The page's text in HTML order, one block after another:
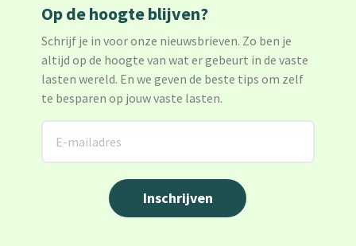
Op de hoogte blijven?
Schrijf je in voor onze nieuwsbrieven. Zo ben je
altijd op de hoogte van wat er gebeurt in de vaste
lasten wereld. En we geven de beste tips om zelf
te besparen op jouw vaste lasten.